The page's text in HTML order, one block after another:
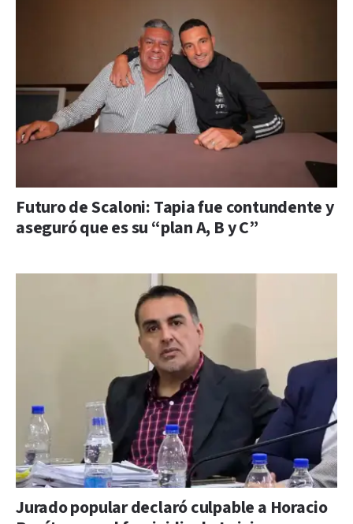
Futuro de Scaloni: Tapia fue contundente y
aseguró que es su “plan A, B y C”
Jurado popular declaró culpable a Horacio